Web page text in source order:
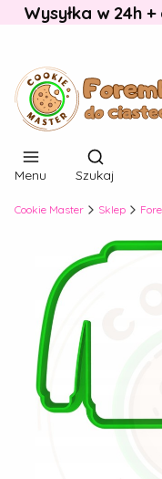
Wysyłka w 24h
Menu
Otwórz
Szukaj
Cookie Master Sklep